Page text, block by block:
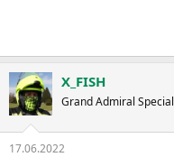
X_FISH
Grand Admiral Special
17.06.2022